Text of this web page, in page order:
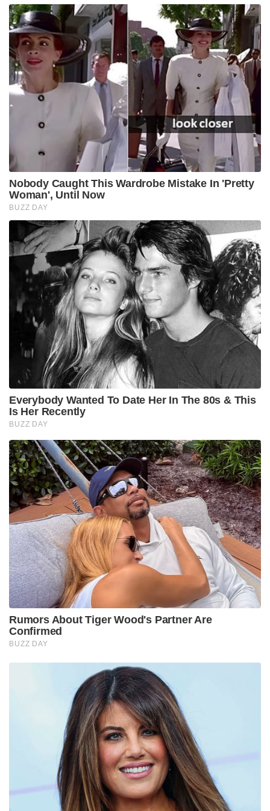
Nobody Caught This Wardrobe Mistake In 'Pretty
Woman', Until Now
BUZZ DAY
Everybody Wanted To Date Her In The 80s & This
Is Her Recently
BUZZ DAY
Rumors About Tiger Wood's Partner Are
Confirmed
BUZZ DAY